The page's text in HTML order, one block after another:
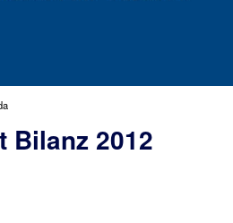
Bilanz 2012